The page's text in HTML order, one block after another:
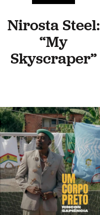
Nirosta Steel:
“My
Skyscraper”